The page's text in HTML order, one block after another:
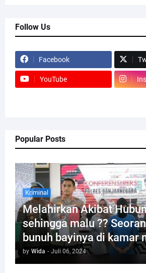
Follow Us
Facebook
YouTube
Popular Posts
Kriminal
Melahirkan Akibat
sehingga malu ??
bunuh bayinya di kamar
by Wida - Juli 06, 2024